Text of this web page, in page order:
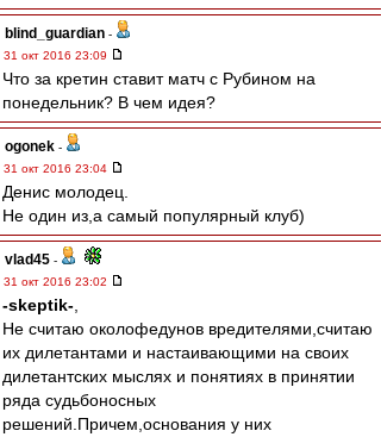
blind_guardian -
31 окт 2016 23:09
Что за кретин ставит матч с Рубином на
понедельник? В чем идея?
ogonek -
31 окт 2016 23:04
Денис молодец.
Не один из,а самый популярный клуб)
vlad45 -
31 окт 2016 23:02
-skeptik-
Не считаю околофедунов вредителями,считаю
их дилетантами и настаивающими на своих
дилетантских мыслях и понятиях в принятии
ряда судьбоносных
решений.Причем,основания у них